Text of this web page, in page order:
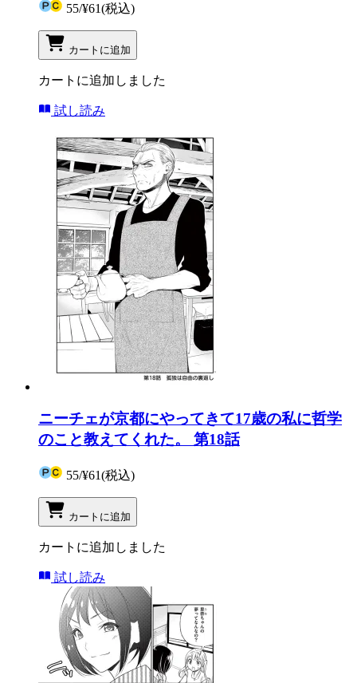
55/¥61(税込)
カートに追加
カートに追加しました
試し読み
ニーチェが京都にやってきて17歳の私に哲学
のこと教えてくれた。 第18話
55/¥61(税込)
カートに追加
カートに追加しました
試し読み